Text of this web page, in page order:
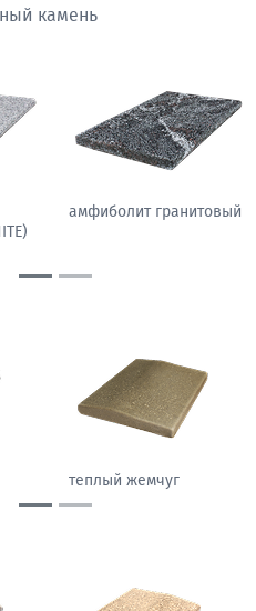
камень
амфиболит гранитовый
теплый жемчуг